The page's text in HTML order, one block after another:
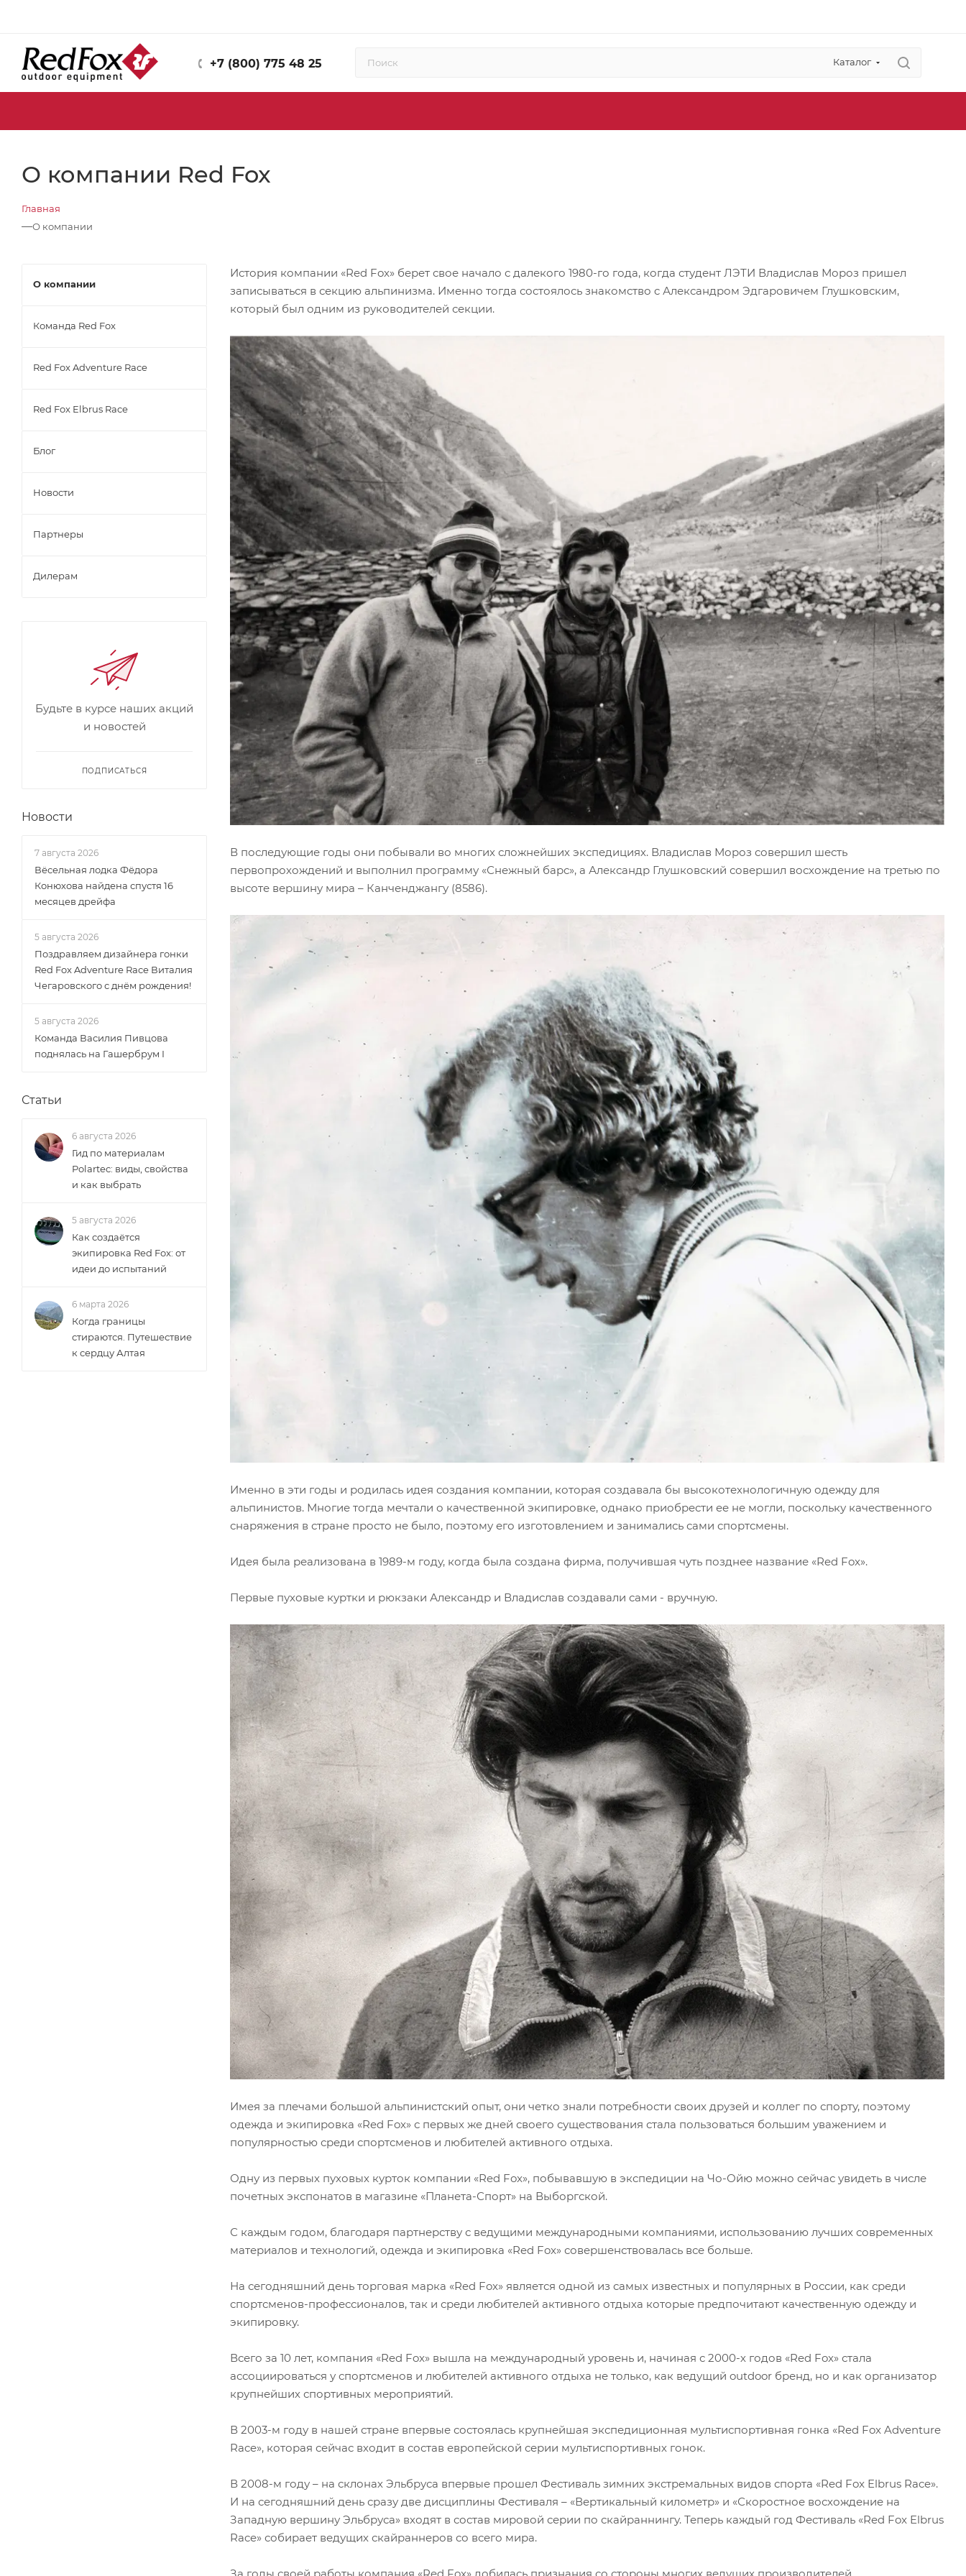
+7 (800) 775 48 25 Каталог
О компании Red Fox
Главная
—О компании
История компании «Red Fox» берет свое начало с далекого 1980-го года, когда студент ЛЭТИ Владислав Мороз пришел
записываться в секцию альпинизма. Именно тогда состоялось знакомство c Александром Эдгаровичем Глушковским,
который был одним из руководителей секции.
В последующие годы они побывали во многих сложнейших экспедициях. Владислав Мороз совершил шесть
первопрохождений и выполнил программу «Снежный барс», а Александр Глушковский совершил восхождение на третью по
высоте вершину мира – Канченджангу (8586).
Именно в эти годы и родилась идея создания компании, которая создавала бы высокотехнологичную одежду для
альпинистов. Многие тогда мечтали о качественной экипировке, однако приобрести ее не могли, поскольку качественного
снаряжения в стране просто не было, поэтому его изготовлением и занимались сами спортсмены.
Идея была реализована в 1989-м году, когда была создана фирма, получившая чуть позднее название «Red Fox».
Первые пуховые куртки и рюкзаки Александр и Владислав создавали сами - вручную.
Имея за плечами большой альпинистский опыт, они четко знали потребности своих друзей и коллег по спорту, поэтому
одежда и экипировка «Red Fox» с первых же дней своего существования стала пользоваться большим уважением и
популярностью среди спортсменов и любителей активного отдыха.
Одну из первых пуховых курток компании «Red Fox», побывавшую в экспедиции на Чо-Ойю можно сейчас увидеть в числе
почетных экспонатов в магазине «Планета-Спорт» на Выборгской.
С каждым годом, благодаря партнерству с ведущими международными компаниями, использованию лучших современных
материалов и технологий, одежда и экипировка «Red Fox» совершенствовалась все больше.
На сегодняшний день торговая марка «Red Fox» является одной из самых известных и популярных в России, как среди
спортсменов-профессионалов, так и среди любителей активного отдыха которые предпочитают качественную одежду и
экипировку.
Всего за 10 лет, компания «Red Fox» вышла на международный уровень и, начиная с 2000-х годов «Red Fox» стала
ассоциироваться у спортсменов и любителей активного отдыха не только, как ведущий outdoor бренд, но и как организатор
крупнейших спортивных мероприятий.
В 2003-м году в нашей стране впервые состоялась крупнейшая экспедиционная мультиспортивная гонка «Red Fox Adventure
Race», которая сейчас входит в состав европейской серии мультиспортивных гонок.
В 2008-м году – на склонах Эльбруса впервые прошел Фестиваль зимних экстремальных видов спорта «Red Fox Elbrus Race».
И на сегодняшний день сразу две дисциплины Фестиваля – «Вертикальный километр» и «Скоростное восхождение на
Западную вершину Эльбруса» входят в состав мировой серии по скайраннингу. Теперь каждый год Фестиваль «Red Fox Elbrus
Race» собирает ведущих скайраннеров со всего мира.
За годы своей работы компания «Red Fox» добилась признания со стороны многих ведущих производителей
О компании
Команда Red Fox
Red Fox Adventure Race
Red Fox Elbrus Race
Блог
Новости
Партнеры
Дилерам
Будьте в курсе наших акций
и новостей
ПОДПИСАТЬСЯ
Новости
7 августа 2026
Вёсельная лодка Фёдора
Конюхова найдена спустя 16
месяцев дрейфа
5 августа 2026
Поздравляем дизайнера гонки
Red Fox Adventure Race Виталия
Чегаровского с днём рождения!
5 августа 2026
Команда Василия Пивцова
поднялась на Гашербрум I
Статьи
6 августа 2026
Гид по материалам
Polartec: виды, свойства
и как выбрать
5 августа 2026
Как создаётся
экипировка Red Fox: от
идеи до испытаний
6 марта 2026
Когда границы
стираются. Путешествие
к сердцу Алтая